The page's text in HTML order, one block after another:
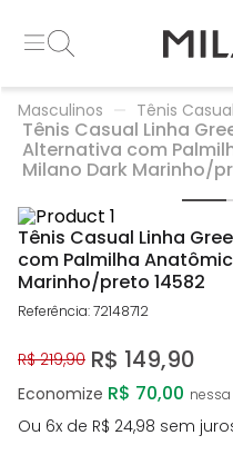
Masculinos Tênis Casual
Tênis Casual Linha
Alternativa com
Milano Dark Marinho/
Tênis Casual Linha
com Palmilha
Marinho/preto 14582
Referência:72148712
R$ 219,90 R$ 149,90
Economize R$ 70,00
Ou 6x de R$ 24,98 sem